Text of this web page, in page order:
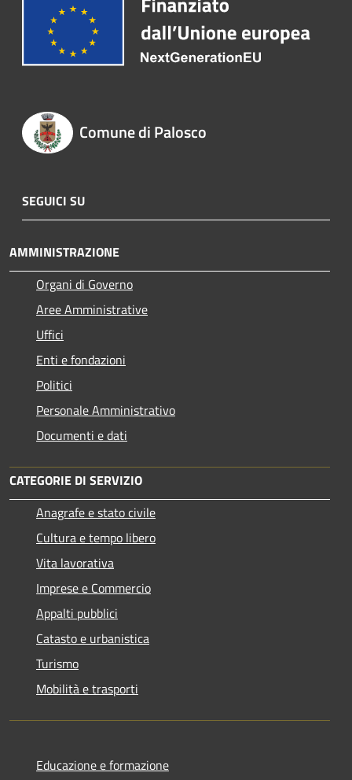
Comune di Palosco
SEGUICI SU
AMMINISTRAZIONE
Organi di Governo
Aree Amministrative
Uffici
Enti e fondazioni
Politici
Personale Amministrativo
Documenti e dati
CATEGORIE DI SERVIZIO
Anagrafe e stato civile
Cultura e tempo libero
Vita lavorativa
Imprese e Commercio
Appalti pubblici
Catasto e urbanistica
Turismo
Mobilità e trasporti
Educazione e formazione